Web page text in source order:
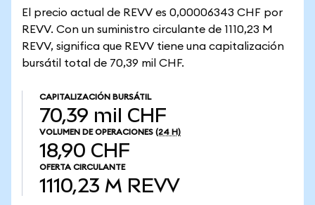
El precio actual de REVV es 0,00006343 CHF por
REVV. Con un suministro circulante de 1110,23 M
REVV, significa que REVV tiene una capitalización
bursátil total de 70,39 mil CHF.
CAPITALIZACIÓN BURSÁTIL
70,39 mil CHF
VOLUMEN DE OPERACIONES (24 H)
18,90 CHF
OFERTA CIRCULANTE
1110,23 M REVV